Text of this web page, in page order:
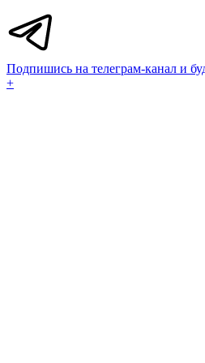
Подпишись на телеграм-канал и
+